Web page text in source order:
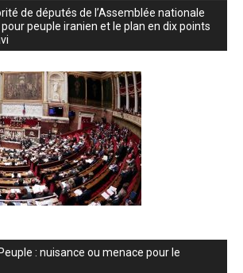
de députés de l’Assemblée nationale
peuple iranien et le plan en dix points
: nuisance ou menace pour le